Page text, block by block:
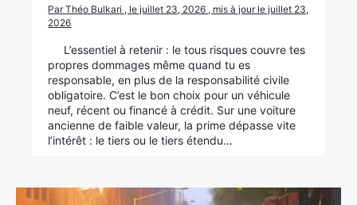
Par Théo Bulkari , le juillet 23, 2026 , mis à jour le juillet 23,
2026
L’essentiel à retenir : le tous risques couvre tes
propres dommages même quand tu es
responsable, en plus de la responsabilité civile
obligatoire. C’est le bon choix pour un véhicule
neuf, récent ou financé à crédit. Sur une voiture
ancienne de faible valeur, la prime dépasse vite
l’intérêt : le tiers ou le tiers étendu…